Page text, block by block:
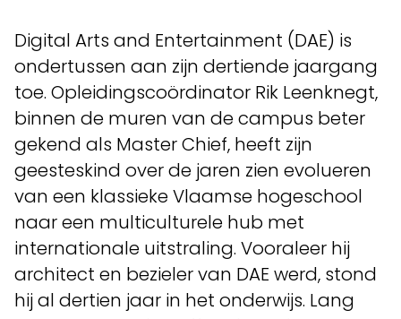
Digital Arts and Entertainment (DAE) is
ondertussen aan zijn dertiende jaargang
toe. Opleidingscoördinator Rik Leenknegt,
binnen de muren van de campus beter
gekend als Master Chief, heeft zijn
geesteskind over de jaren zien evolueren
van een klassieke Vlaamse hogeschool
naar een multiculturele hub met
internationale uitstraling. Vooraleer hij
architect en bezieler van DAE werd, stond
hij al dertien jaar in het onderwijs. Lang